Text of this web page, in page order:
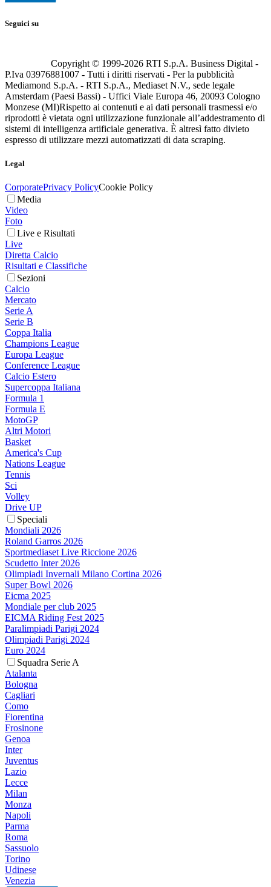
Seguici su
Copyright © 1999-2026 RTI S.p.A. Business Digital -
P.Iva 03976881007 - Tutti i diritti riservati - Per la pubblicità
Mediamond S.p.A. - RTI S.p.A., Mediaset N.V., sede legale
Amsterdam (Paesi Bassi) - Uffici Viale Europa 46, 20093 Cologno
Monzese (MI)Rispetto ai contenuti e ai dati personali trasmessi e/o
riprodotti è vietata ogni utilizzazione funzionale all’addestramento di
sistemi di intelligenza artificiale generativa. È altresì fatto divieto
espresso di utilizzare mezzi automatizzati di data scraping.
Legal
CorporatePrivacy PolicyCookie Policy
Media
Video
Foto
Live e Risultati
Live
Diretta Calcio
Risultati e Classifiche
Sezioni
Calcio
Mercato
Serie A
Serie B
Coppa Italia
Champions League
Europa League
Conference League
Calcio Estero
Supercoppa Italiana
Formula 1
Formula E
MotoGP
Altri Motori
Basket
America's Cup
Nations League
Tennis
Sci
Volley
Drive UP
Speciali
Mondiali 2026
Roland Garros 2026
Sportmediaset Live Riccione 2026
Scudetto Inter 2026
Olimpiadi Invernali Milano Cortina 2026
Super Bowl 2026
Eicma 2025
Mondiale per club 2025
EICMA Riding Fest 2025
Paralimpiadi Parigi 2024
Olimpiadi Parigi 2024
Euro 2024
Squadra Serie A
Atalanta
Bologna
Cagliari
Como
Fiorentina
Frosinone
Genoa
Inter
Juventus
Lazio
Lecce
Milan
Monza
Napoli
Parma
Roma
Sassuolo
Torino
Udinese
Venezia